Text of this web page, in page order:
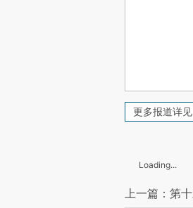
更多报道详见
Loading...
上一篇：第